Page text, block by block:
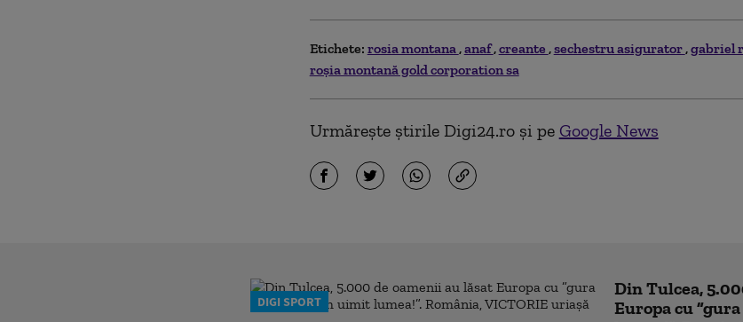
Etichete: rosia montana anaf creante sechestru asigurator gabriel
roşia montană gold corporation sa
Urmărește știrile Digi24.ro și pe Google News
DIGI SPORT
Din Tulcea,
Europa cu